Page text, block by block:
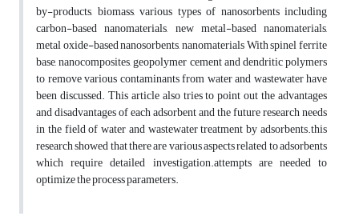
by-products, biomass, various types of nanosorbents including
carbon-based nanomaterials, new metal-based nanomaterials,
metal oxide-based nanosorbents, nanomaterials With spinel ferrite
base, nanocomposites, geopolymer cement and dendritic polymers
to remove various contaminants from water and wastewater have
been discussed. This article also tries to point out the advantages
and disadvantages of each adsorbent and the future research needs
in the field of water and wastewater treatment by adsorbents.this
research showed that there are various aspects related to adsorbents
which require detailed investigation.attempts are needed to
optimize the process parameters.